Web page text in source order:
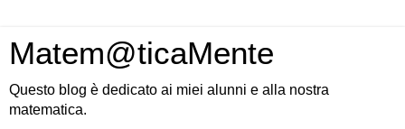
Matem@ticaMente
Questo blog è dedicato ai miei alunni e alla nostra
matematica.